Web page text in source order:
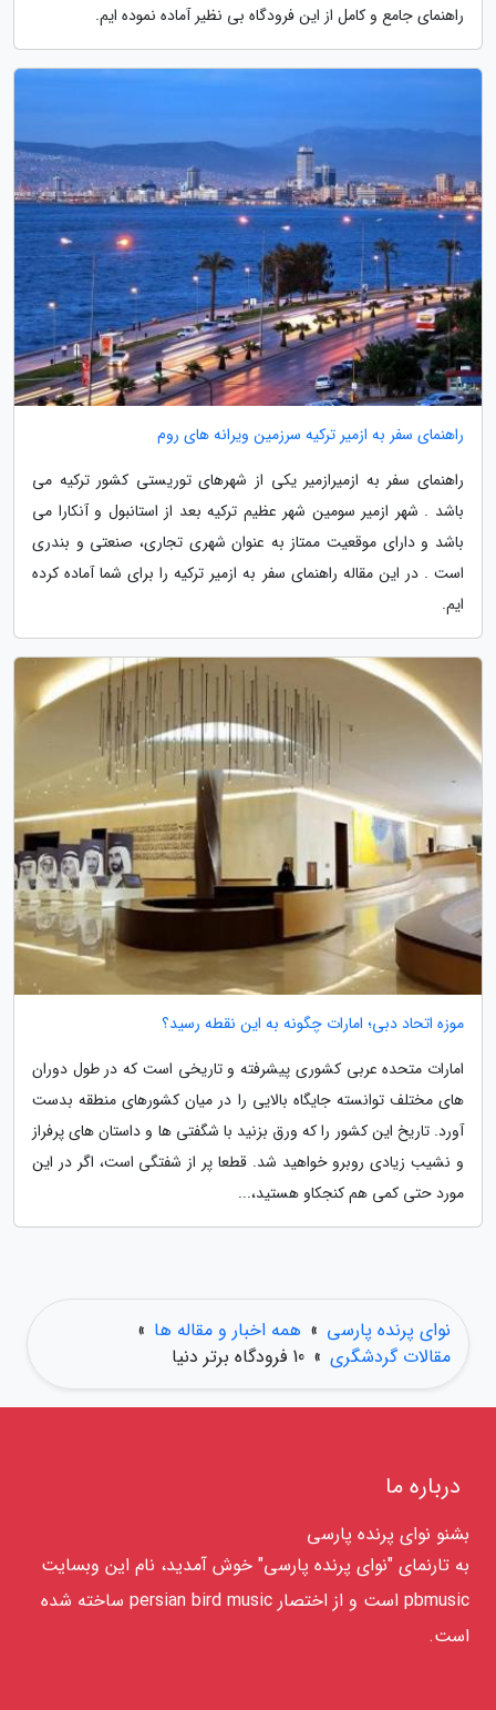
راهنمای جامع و کامل از این فرودگاه بی نظیر آماده نموده ایم.
راهنمای سفر به ازمیر ترکیه سرزمین ویرانه های روم
راهنمای سفر به ازمیرازمیر یکی از شهرهای توریستی کشور ترکیه می
باشد . شهر ازمیر سومین شهر عظیم ترکیه بعد از استانبول و آنکارا می
باشد و دارای موقعیت ممتاز به عنوان شهری تجاری، صنعتی و بندری
است . در این مقاله راهنمای سفر به ازمیر ترکیه را برای شما آماده کرده
ایم.
موزه اتحاد دبی؛ امارات چگونه به این نقطه رسید؟
امارات متحده عربی کشوری پیشرفته و تاریخی است که در طول دوران
های مختلف توانسته جایگاه بالایی را در میان کشورهای منطقه بدست
آورد. تاریخ این کشور را که ورق بزنید با شگفتی ها و داستان های پرفراز
و نشیب زیادی روبرو خواهید شد. قطعا پر از شفتگی است، اگر در این
مورد حتی کمی هم کنجکاو هستید،...
نوای پرنده پارسی » همه اخبار و مقاله ها »
مقالات گردشگری » 10 فرودگاه برتر دنیا
درباره ما
بشنو نوای پرنده پارسی
به تارنمای "نوای پرنده پارسی" خوش آمدید، نام این وبسایت
pbmusic است و از اختصار persian bird music ساخته شده
است.